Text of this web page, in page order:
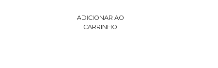
ADICIONAR AO
CARRINHO